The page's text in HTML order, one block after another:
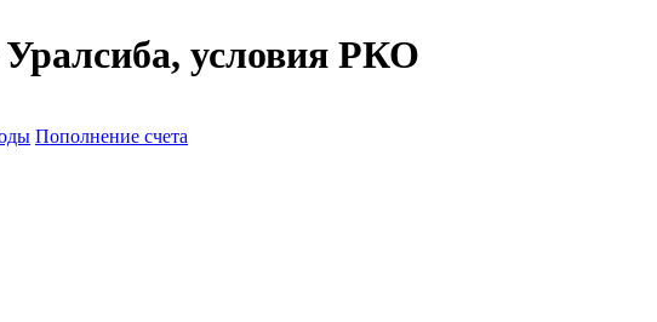
условия РКО
Пополнение счета